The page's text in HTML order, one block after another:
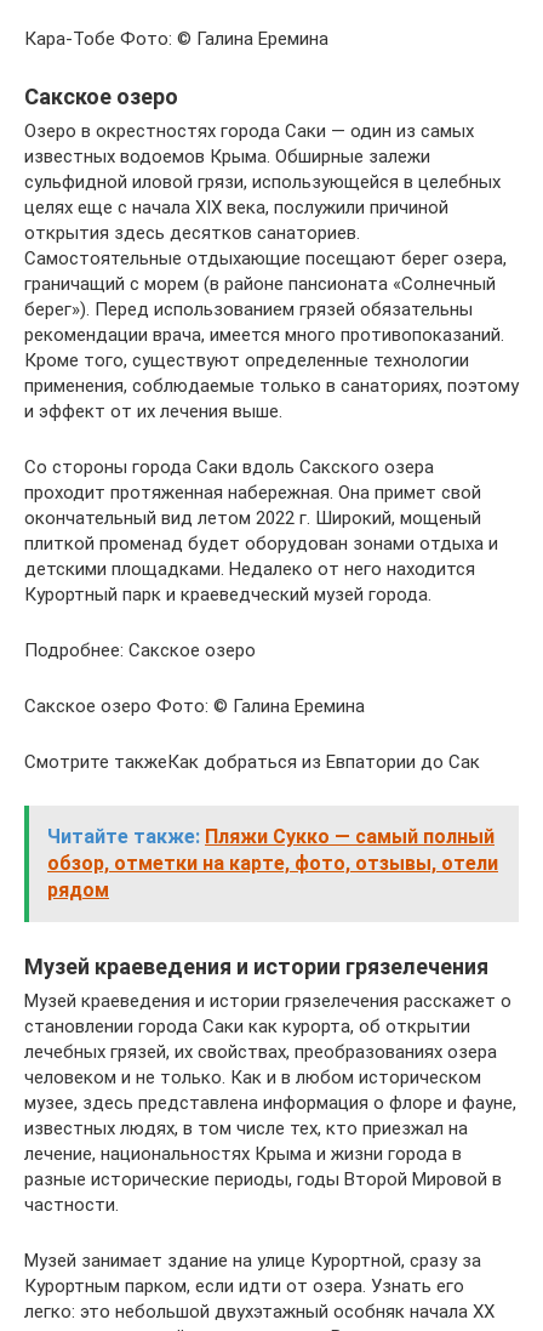
Кара-Тобе Фото: © Галина Еремина
Сакское озеро
Озеро в окрестностях города Саки — один из самых
известных водоемов Крыма. Обширные залежи
сульфидной иловой грязи, использующейся в целебных
целях еще с начала XIX века, послужили причиной
открытия здесь десятков санаториев.
Самостоятельные отдыхающие посещают берег озера,
граничащий с морем (в районе пансионата «Солнечный
берег»). Перед использованием грязей обязательны
рекомендации врача, имеется много противопоказаний.
Кроме того, существуют определенные технологии
применения, соблюдаемые только в санаториях, поэтому
и эффект от их лечения выше.
Со стороны города Саки вдоль Сакского озера
проходит протяженная набережная. Она примет свой
окончательный вид летом 2022 г. Широкий, мощеный
плиткой променад будет оборудован зонами отдыха и
детскими площадками. Недалеко от него находится
Курортный парк и краеведческий музей города.
Подробнее: Сакское озеро
Сакское озеро Фото: © Галина Еремина
Смотрите такжеКак добраться из Евпатории до Сак
Читайте также: Пляжи Сукко — самый полный
обзор, отметки на карте, фото, отзывы, отели
рядом
Музей краеведения и истории грязелечения
Музей краеведения и истории грязелечения расскажет о
становлении города Саки как курорта, об открытии
лечебных грязей, их свойствах, преобразованиях озера
человеком и не только. Как и в любом историческом
музее, здесь представлена информация о флоре и фауне,
известных людях, в том числе тех, кто приезжал на
лечение, национальностях Крыма и жизни города в
разные исторические периоды, годы Второй Мировой в
частности.
Музей занимает здание на улице Курортной, сразу за
Курортным парком, если идти от озера. Узнать его
легко: это небольшой двухэтажный особняк начала XX